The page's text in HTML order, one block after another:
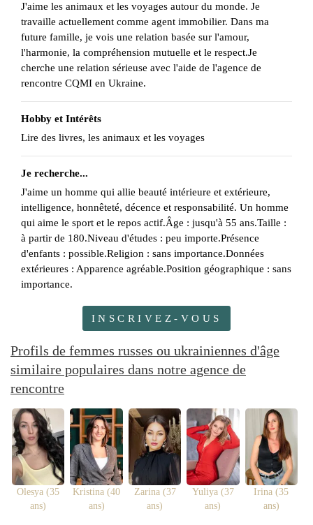
J'aime les animaux et les voyages autour du monde. Je
travaille actuellement comme agent immobilier. Dans ma
future famille, je vois une relation basée sur l'amour,
l'harmonie, la compréhension mutuelle et le respect.Je
cherche une relation sérieuse avec l'aide de l'agence de
rencontre CQMI en Ukraine.
Hobby et Intérêts
Lire des livres, les animaux et les voyages
Je recherche...
J'aime un homme qui allie beauté intérieure et extérieure,
intelligence, honnêteté, décence et responsabilité. Un homme
qui aime le sport et le repos actif.Âge : jusqu'à 55 ans.Taille :
à partir de 180.Niveau d'études : peu importe.Présence
d'enfants : possible.Religion : sans importance.Données
extérieures : Apparence agréable.Position géographique : sans
importance.
INSCRIVEZ-VOUS
Profils de femmes russes ou ukrainiennes d'âge
similaire populaires dans notre agence de
rencontre
Olesya (35
ans)
Kristina (40
ans)
Zarina (37
ans)
Yuliya (37
ans)
Irina (35
ans)